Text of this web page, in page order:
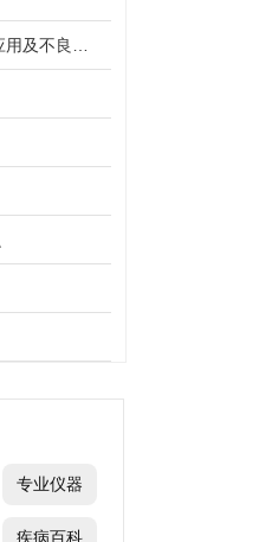
专业仪器
疾病百科